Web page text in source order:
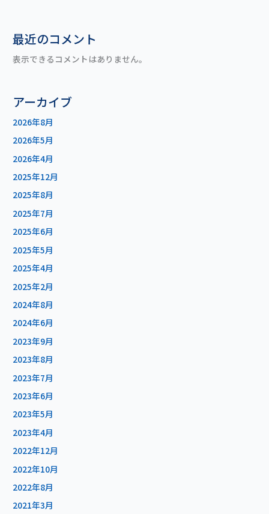
最近のコメント
表示できるコメントはありません。
アーカイブ
2026年8月
2026年5月
2026年4月
2025年12月
2025年8月
2025年7月
2025年6月
2025年5月
2025年4月
2025年2月
2024年8月
2024年6月
2023年9月
2023年8月
2023年7月
2023年6月
2023年5月
2023年4月
2022年12月
2022年10月
2022年8月
2021年3月